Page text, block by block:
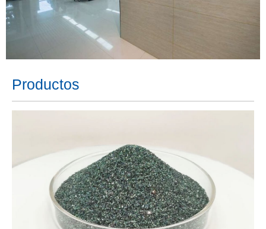
Productos
VIEW